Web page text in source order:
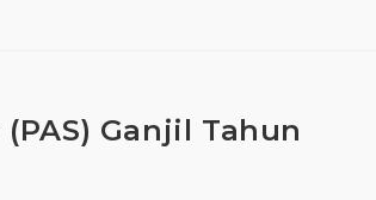
Ganjil Tahun